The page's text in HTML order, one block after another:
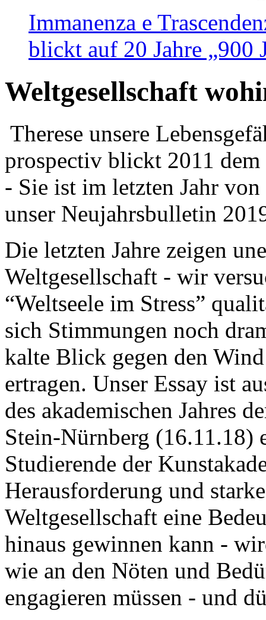
Immanenza e
blickt auf 20 Jahre „900
Weltgesellschaft
Therese unsere
prospectiv blickt 2011
- Sie ist im letzten Jahr
unser Neujahrsbulletin
Die letzten Jahre zeigen
Weltgesellschaft - wir
“Weltseele im Stress”
sich Stimmungen noch
kalte Blick gegen den
ertragen. Unser Essay ist
des akademischen Jahres
Stein-Nürnberg (16.11.18)
Studierende der
Herausforderung und
Weltgesellschaft eine
hinaus gewinnen kann -
wie an den Nöten und
engagieren müssen - und